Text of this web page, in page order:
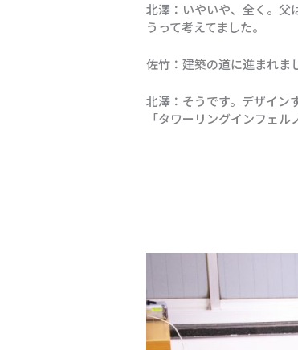
北澤：いやいや、全く。父
うって考えてました。
佐竹：建築の道に進まれま
北澤：そうです。デザイン
「タワーリングインフェ